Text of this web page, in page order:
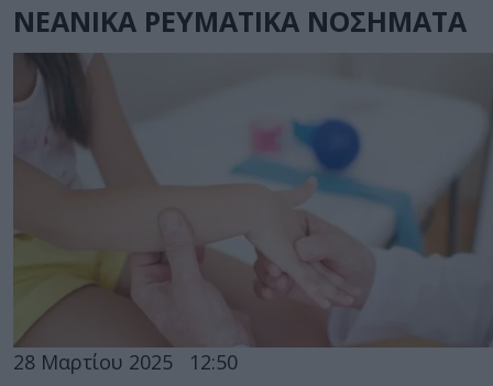
ΝΕΑΝΙΚΑ ΡΕΥΜΑΤΙΚΑ ΝΟΣΗΜΑΤΑ
28 Μαρτίου 2025 12:50